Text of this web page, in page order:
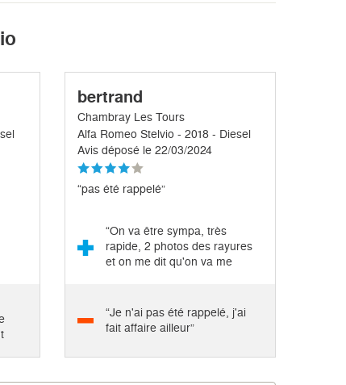
bertrand
Chambray Les Tours
Alfa Romeo Stelvio - 2018 - Diesel
Avis déposé le 22/03/2024
“pas été rappelé”
“On va être sympa, très
rapide, 2 photos des rayures
et on me dit qu'on va me
“Je n'ai pas été rappelé, j'ai
fait affaire ailleur”